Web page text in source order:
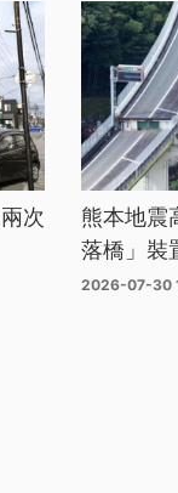
次
熊本地震
落橋」裝
2026-07-30